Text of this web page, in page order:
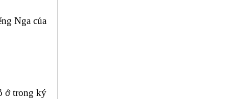
Nga của
ở trong ký